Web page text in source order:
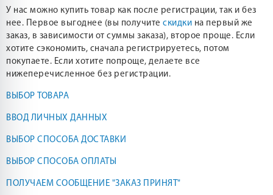
У нас можно купить товар как после регистрации, так и без
нее. Первое выгоднее (вы получите скидки на первый же
заказ, в зависимости от суммы заказа), второе проще. Если
хотите сэкономить, сначала регистрируетесь, потом
покупаете. Если хотите попроще, делаете все
нижеперечисленное без регистрации.
ВЫБОР ТОВАРА
ВВОД ЛИЧНЫХ ДАННЫХ
ВЫБОР СПОСОБА ДОСТАВКИ
ВЫБОР СПОСОБА ОПЛАТЫ
ПОЛУЧАЕМ СООБЩЕНИЕ "ЗАКАЗ ПРИНЯТ"